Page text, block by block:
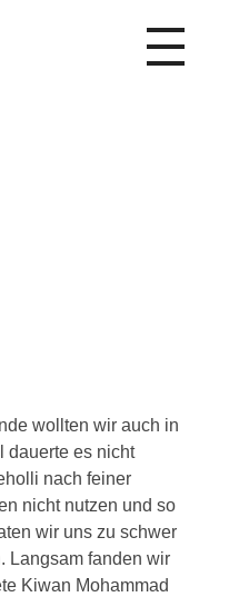
wollten wir auch in
dauerte es nicht
nach feiner
nicht nutzen und so
wir uns zu schwer
Langsam fanden wir
Kiwan Mohammad